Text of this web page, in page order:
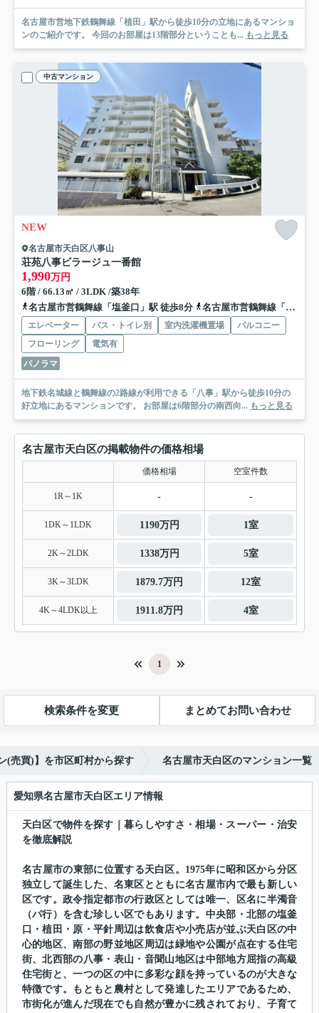
名古屋市営地下鉄鶴舞線「植田」駅から徒歩10分の立地にあるマンショ
ンのご紹介です。 今回のお部屋は13階部分ということも... もっと見る
中古マンション
NEW
名古屋市天白区八事山
荘苑八事ビラージュ一番館
1,990万円
6階 / 66.13㎡ / 3LDK /築38年
名古屋市営鶴舞線「塩釜口」駅 徒歩8分
名古屋市営鶴舞線「八事」駅 徒歩12分
エレベーター バス・トイレ別 室内洗濯機置場
バルコニー
フローリング
電気有
パノラマ
地下鉄名城線と鶴舞線の2路線が利用できる「八事」駅から徒歩10分の
好立地にあるマンションです。 お部屋は6階部分の南西向... もっと見る
名古屋市天白区の掲載物件の価格相場
価格相場 空室件数
1R～1K - -
1DK～1LDK 1190万円 1室
2K～2LDK 1338万円 5室
3K～3LDK 1879.7万円 12室
4K～4LDK以上 1911.8万円 4室
1
検索条件を変更 まとめてお問い合わせ
(売買)】を市区町村から探す 名古屋市天白区のマンション一覧
愛知県名古屋市天白区エリア情報
天白区で物件を探す｜暮らしやすさ・相場・スーパー・治安
を徹底解説
名古屋市の東部に位置する天白区。1975年に昭和区から分区
独立して誕生した、名東区とともに名古屋市内で最も新しい
区です。政令指定都市の行政区としては唯一、区名に半濁音
（パ行）を含む珍しい区でもあります。中央部・北部の塩釜
口・植田・原・平針周辺は飲食店や小売店が並ぶ天白区の中
心的地区、南部の野並地区周辺は緑地や公園が点在する住宅
街、北西部の八事・表山・音聞山地区は中部地方屈指の高級
住宅街と、一つの区の中に多彩な顔を持っているのが大きな
特徴です。もともと農村として発達したエリアであるため、
市街化が進んだ現在でも自然が豊かに残されており、子育て